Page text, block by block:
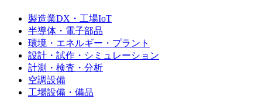
製造業DX・工場IoT
半導体・電子部品
環境・エネルギー・プラント
設計・試作・シミュレーション
計測・検査・分析
空調設備
工場設備・備品